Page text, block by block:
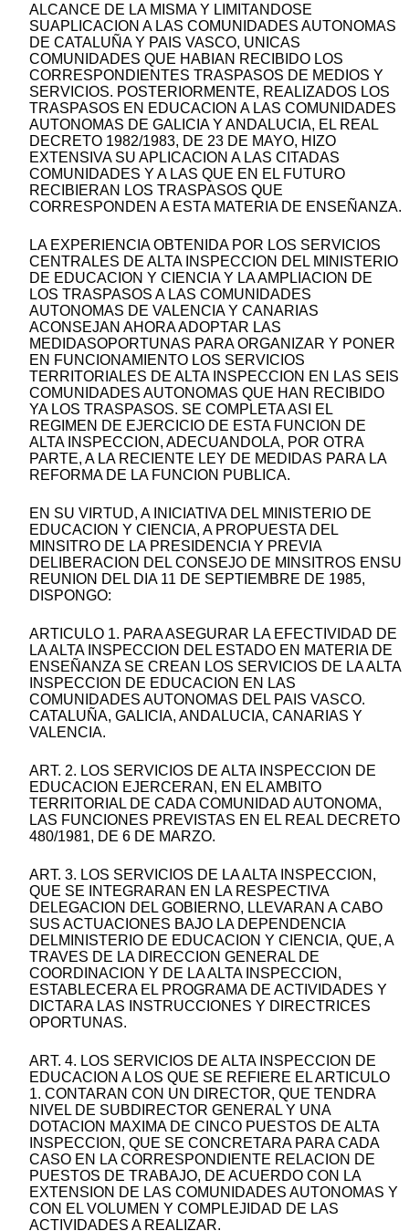
ALCANCE DE LA MISMA Y LIMITANDOSE
SUAPLICACION A LAS COMUNIDADES AUTONOMAS
DE CATALUÑA Y PAIS VASCO, UNICAS
COMUNIDADES QUE HABIAN RECIBIDO LOS
CORRESPONDIENTES TRASPASOS DE MEDIOS Y
SERVICIOS. POSTERIORMENTE, REALIZADOS LOS
TRASPASOS EN EDUCACION A LAS COMUNIDADES
AUTONOMAS DE GALICIA Y ANDALUCIA, EL REAL
DECRETO 1982/1983, DE 23 DE MAYO, HIZO
EXTENSIVA SU APLICACION A LAS CITADAS
COMUNIDADES Y A LAS QUE EN EL FUTURO
RECIBIERAN LOS TRASPASOS QUE
CORRESPONDEN A ESTA MATERIA DE ENSEÑANZA.
LA EXPERIENCIA OBTENIDA POR LOS SERVICIOS
CENTRALES DE ALTA INSPECCION DEL MINISTERIO
DE EDUCACION Y CIENCIA Y LA AMPLIACION DE
LOS TRASPASOS A LAS COMUNIDADES
AUTONOMAS DE VALENCIA Y CANARIAS
ACONSEJAN AHORA ADOPTAR LAS
MEDIDASOPORTUNAS PARA ORGANIZAR Y PONER
EN FUNCIONAMIENTO LOS SERVICIOS
TERRITORIALES DE ALTA INSPECCION EN LAS SEIS
COMUNIDADES AUTONOMAS QUE HAN RECIBIDO
YA LOS TRASPASOS. SE COMPLETA ASI EL
REGIMEN DE EJERCICIO DE ESTA FUNCION DE
ALTA INSPECCION, ADECUANDOLA, POR OTRA
PARTE, A LA RECIENTE LEY DE MEDIDAS PARA LA
REFORMA DE LA FUNCION PUBLICA.
EN SU VIRTUD, A INICIATIVA DEL MINISTERIO DE
EDUCACION Y CIENCIA, A PROPUESTA DEL
MINSITRO DE LA PRESIDENCIA Y PREVIA
DELIBERACION DEL CONSEJO DE MINSITROS ENSU
REUNION DEL DIA 11 DE SEPTIEMBRE DE 1985,
DISPONGO:
ARTICULO 1. PARA ASEGURAR LA EFECTIVIDAD DE
LA ALTA INSPECCION DEL ESTADO EN MATERIA DE
ENSEÑANZA SE CREAN LOS SERVICIOS DE LA ALTA
INSPECCION DE EDUCACION EN LAS
COMUNIDADES AUTONOMAS DEL PAIS VASCO.
CATALUÑA, GALICIA, ANDALUCIA, CANARIAS Y
VALENCIA.
ART. 2. LOS SERVICIOS DE ALTA INSPECCION DE
EDUCACION EJERCERAN, EN EL AMBITO
TERRITORIAL DE CADA COMUNIDAD AUTONOMA,
LAS FUNCIONES PREVISTAS EN EL REAL DECRETO
480/1981, DE 6 DE MARZO.
ART. 3. LOS SERVICIOS DE LA ALTA INSPECCION,
QUE SE INTEGRARAN EN LA RESPECTIVA
DELEGACION DEL GOBIERNO, LLEVARAN A CABO
SUS ACTUACIONES BAJO LA DEPENDENCIA
DELMINISTERIO DE EDUCACION Y CIENCIA, QUE, A
TRAVES DE LA DIRECCION GENERAL DE
COORDINACION Y DE LA ALTA INSPECCION,
ESTABLECERA EL PROGRAMA DE ACTIVIDADES Y
DICTARA LAS INSTRUCCIONES Y DIRECTRICES
OPORTUNAS.
ART. 4. LOS SERVICIOS DE ALTA INSPECCION DE
EDUCACION A LOS QUE SE REFIERE EL ARTICULO
1. CONTARAN CON UN DIRECTOR, QUE TENDRA
NIVEL DE SUBDIRECTOR GENERAL Y UNA
DOTACION MAXIMA DE CINCO PUESTOS DE ALTA
INSPECCION, QUE SE CONCRETARA PARA CADA
CASO EN LA CORRESPONDIENTE RELACION DE
PUESTOS DE TRABAJO, DE ACUERDO CON LA
EXTENSION DE LAS COMUNIDADES AUTONOMAS Y
CON EL VOLUMEN Y COMPLEJIDAD DE LAS
ACTIVIDADES A REALIZAR.